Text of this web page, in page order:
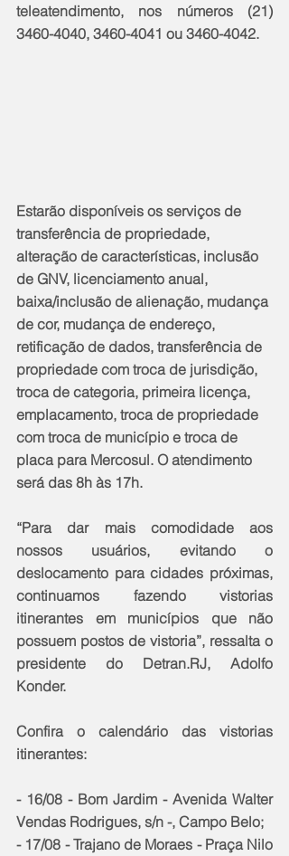
teleatendimento, nos números (21)
3460-4040, 3460-4041 ou 3460-4042.
Estarão disponíveis os serviços de
transferência de propriedade,
alteração de características, inclusão
de GNV, licenciamento anual,
baixa/inclusão de alienação, mudança
de cor, mudança de endereço,
retificação de dados, transferência de
propriedade com troca de jurisdição,
troca de categoria, primeira licença,
emplacamento, troca de propriedade
com troca de município e troca de
placa para Mercosul. O atendimento
será das 8h às 17h.
“Para dar mais comodidade aos
nossos usuários, evitando o
deslocamento para cidades próximas,
continuamos fazendo vistorias
itinerantes em municípios que não
possuem postos de vistoria”, ressalta o
presidente do Detran.RJ, Adolfo
Konder.
Confira o calendário das vistorias
itinerantes:
- 16/08 - Bom Jardim - Avenida Walter
Vendas Rodrigues, s/n -, Campo Belo;
- 17/08 - Trajano de Moraes - Praça Nilo